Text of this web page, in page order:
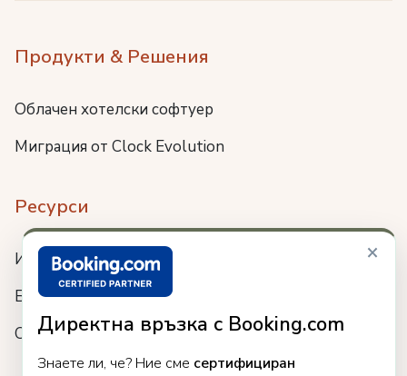
×
Директна връзка с Booking.com
Знаете ли, че? Ние сме сертифициран
Продукти & Решения
Облачен хотелски софтуер
Миграция от Clock Evolution
Ресурси
Интеграции
Блог
Събития